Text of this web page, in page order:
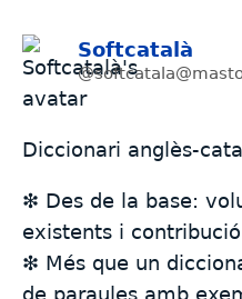
Softcatalà
Diccionari anglès-
❇️ Des de la base:
existents i
❇️ Més que un
de paraules amb